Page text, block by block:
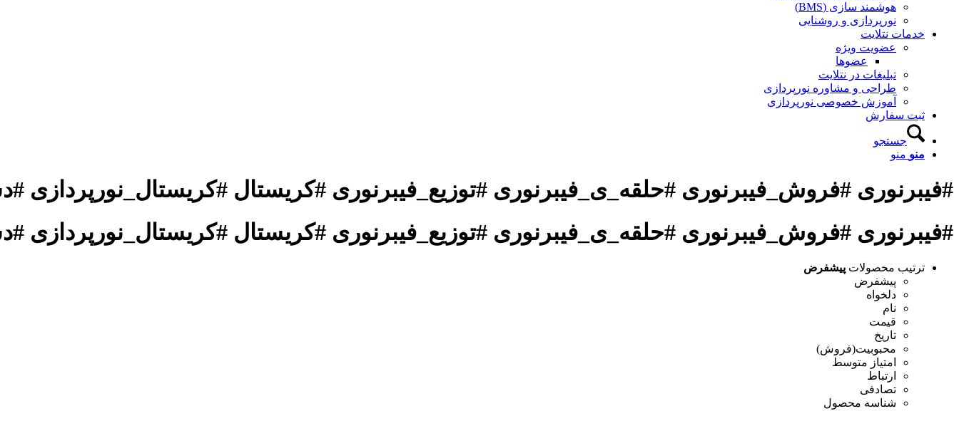
هوشمند سازی (BMS)
نورپردازی و روشنایی
خدمات نتلایت
عضویت ویژه
عضوها
تبلیغات در نتلایت
طراحی و مشاوره نورپردازی
آموزش خصوصی نورپردازی
ثبت سفارش
جستجو
منو منو
#فیبرنوری #فروش_فیبرنوری #حلقه_ی_فیبرنوری #توزیع_فیبرنوری #کریستال #کریستال_نورپردازی
#فیبرنوری #فروش_فیبرنوری #حلقه_ی_فیبرنوری #توزیع_فیبرنوری #کریستال #کریستال_نورپردازی
ترتیب محصولات پیشفرض
پیشفرض
دلخواه
نام
قیمت
تاریخ
محبوبیت(فروش)
امتیاز متوسط
ارتباط
تصادفی
شناسه محصول